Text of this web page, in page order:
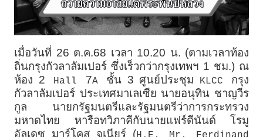
เมื่อวันที่ 26 ต.ค.68 เวลา 10.20 น. (ตามเวลาท้อง
ถิ่นกรุงกัวลาลัมเปอร์ ซึ่งเร็วกว่ากรุงเทพฯ 1 ชม.) ณ
ห้อง 2 Hall 7A ชั้น 3 ศูนย์ประชุม KLCC กรุง
กัวลาลัมเปอร์ ประเทศมาเลเซีย นายอนุทิน ชาญวีร
กูล นายกรัฐมนตรีและรัฐมนตรีว่าการกระทรวง
มหาดไทย หารือทวิภาคีกับนายแฟร์ดีนันด์ โรมู
อัลเดซ มาร์โคส จูเนียร์ (